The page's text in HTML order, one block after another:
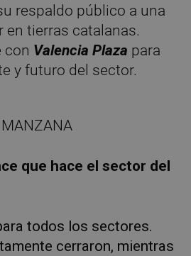
respaldo público a una
tierras catalanas.
con Valencia Plaza para
y futuro del sector.
que hace el sector del
todos los sectores.
cerraron, mientras